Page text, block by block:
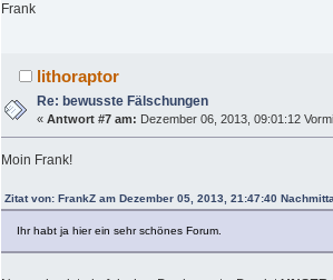
Frank
lithoraptor
Re: bewusste Fälschungen
«Antwort #7 am: Dezember 06, 2013, 09:01:12
Moin Frank!
Zitat von: FrankZ am Dezember 05, 2013, 21:47:40
Ihr habt ja hier ein sehr schönes Forum.